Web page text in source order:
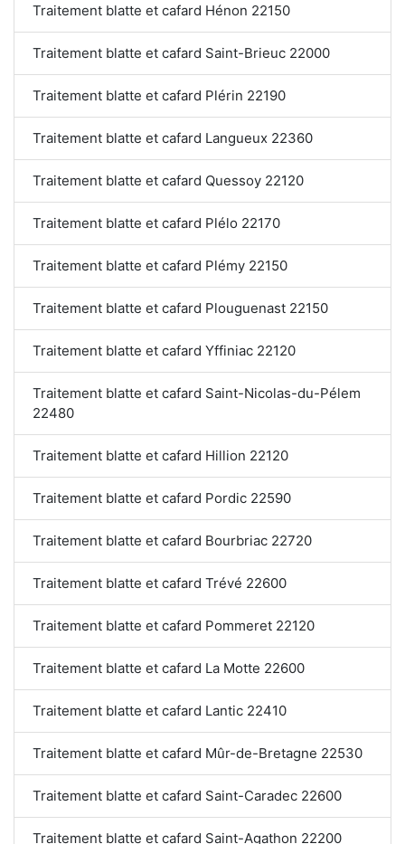
Traitement blatte et cafard Hénon 22150
Traitement blatte et cafard Saint-Brieuc 22000
Traitement blatte et cafard Plérin 22190
Traitement blatte et cafard Langueux 22360
Traitement blatte et cafard Quessoy 22120
Traitement blatte et cafard Plélo 22170
Traitement blatte et cafard Plémy 22150
Traitement blatte et cafard Plouguenast 22150
Traitement blatte et cafard Yffiniac 22120
Traitement blatte et cafard Saint-Nicolas-du-Pélem
22480
Traitement blatte et cafard Hillion 22120
Traitement blatte et cafard Pordic 22590
Traitement blatte et cafard Bourbriac 22720
Traitement blatte et cafard Trévé 22600
Traitement blatte et cafard Pommeret 22120
Traitement blatte et cafard La Motte 22600
Traitement blatte et cafard Lantic 22410
Traitement blatte et cafard Mûr-de-Bretagne 22530
Traitement blatte et cafard Saint-Caradec 22600
Traitement blatte et cafard Saint-Agathon 22200